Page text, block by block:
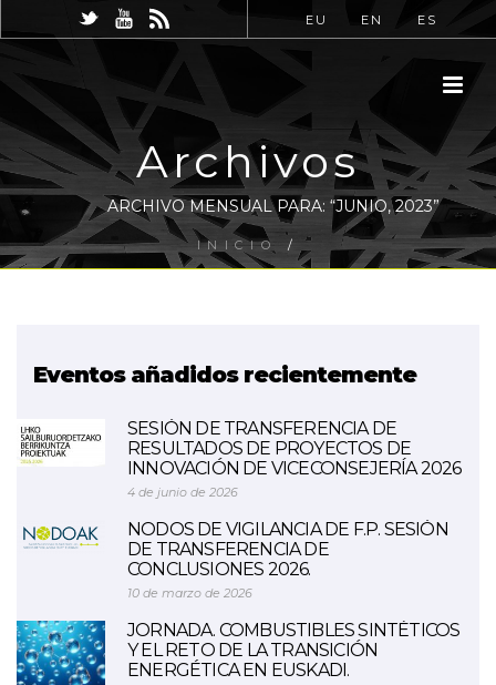
EU EN ES
Archivos
ARCHIVO MENSUAL PARA: “JUNIO, 2023”
INICIO /
Eventos añadidos recientemente
SESIÓN DE TRANSFERENCIA DE
RESULTADOS DE PROYECTOS DE
INNOVACIÓN DE VICECONSEJERÍA 2026
4 de junio de 2026
NODOS DE VIGILANCIA DE F.P. SESIÓN
DE TRANSFERENCIA DE
CONCLUSIONES 2026.
10 de marzo de 2026
JORNADA. COMBUSTIBLES SINTÉTICOS
Y EL RETO DE LA TRANSICIÓN
ENERGÉTICA EN EUSKADI.